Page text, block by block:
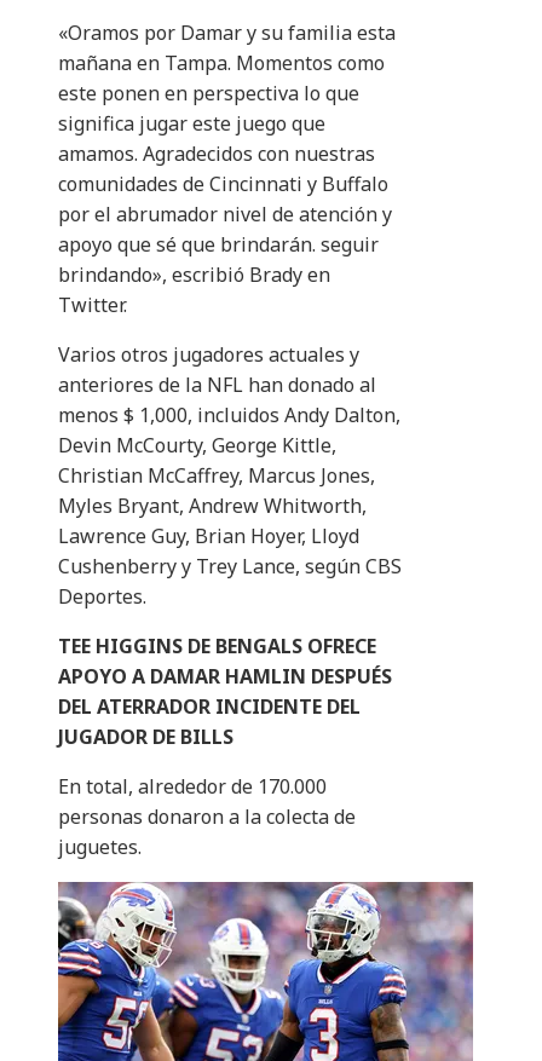
«Oramos por Damar y su familia esta
mañana en Tampa. Momentos como
este ponen en perspectiva lo que
significa jugar este juego que
amamos. Agradecidos con nuestras
comunidades de Cincinnati y Buffalo
por el abrumador nivel de atención y
apoyo que sé que brindarán. seguir
brindando», escribió Brady en
Twitter.
Varios otros jugadores actuales y
anteriores de la NFL han donado al
menos $ 1,000, incluidos Andy Dalton,
Devin McCourty, George Kittle,
Christian McCaffrey, Marcus Jones,
Myles Bryant, Andrew Whitworth,
Lawrence Guy, Brian Hoyer, Lloyd
Cushenberry y Trey Lance, según CBS
Deportes.
TEE HIGGINS DE BENGALS OFRECE
APOYO A DAMAR HAMLIN DESPUÉS
DEL ATERRADOR INCIDENTE DEL
JUGADOR DE BILLS
En total, alrededor de 170.000
personas donaron a la colecta de
juguetes.